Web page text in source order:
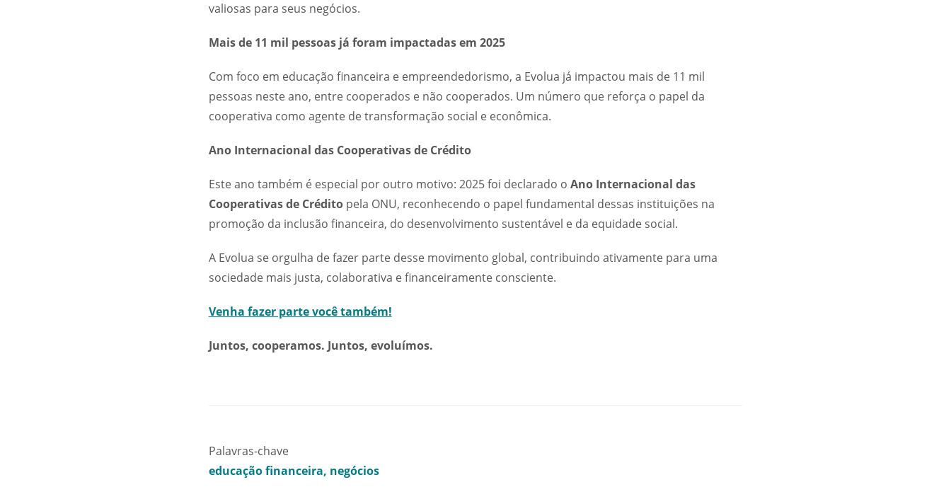
valiosas para seus negócios.
Mais de 11 mil pessoas já foram impactadas em 2025
Com foco em educação financeira e empreendedorismo, a Evolua já impactou mais de 11 mil
pessoas neste ano, entre cooperados e não cooperados. Um número que reforça o papel da
cooperativa como agente de transformação social e econômica.
Ano Internacional das Cooperativas de Crédito
Este ano também é especial por outro motivo: 2025 foi declarado o Ano Internacional das
Cooperativas de Créditopela ONU, reconhecendo o papel fundamental dessas instituições na
promoção da inclusão financeira, do desenvolvimento sustentável e da equidade social.
A Evolua se orgulha de fazer parte desse movimento global, contribuindo ativamente para uma
sociedade mais justa, colaborativa e financeiramente consciente.
Venha fazer parte você também!
Juntos, cooperamos. Juntos, evoluímos.
Palavras-chave
educação financeira negócios